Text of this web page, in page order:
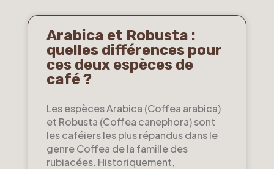
Arabica et Robusta :
quelles différences pour
ces deux espèces de
café ?
Les espèces Arabica (Coffea arabica)
et Robusta (Coffea canephora) sont
les caféiers les plus répandus dans le
genre Coffea de la famille des
rubiacées. Historiquement,